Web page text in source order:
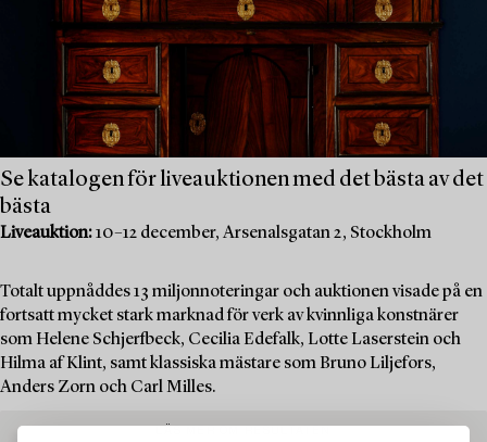
Se katalogen för liveauktionen med det bästa av det
bästa
Liveauktion:10–12 december, Arsenalsgatan 2, Stockholm
Totalt uppnåddes 13 miljonnoteringar och auktionen visade på en
fortsatt mycket stark marknad för verk av kvinnliga konstnärer
som Helene Schjerfbeck, Cecilia Edefalk, Lotte Laserstein och
Hilma af Klint, samt klassiska mästare som Bruno Liljefors,
Anders Zorn och Carl Milles.